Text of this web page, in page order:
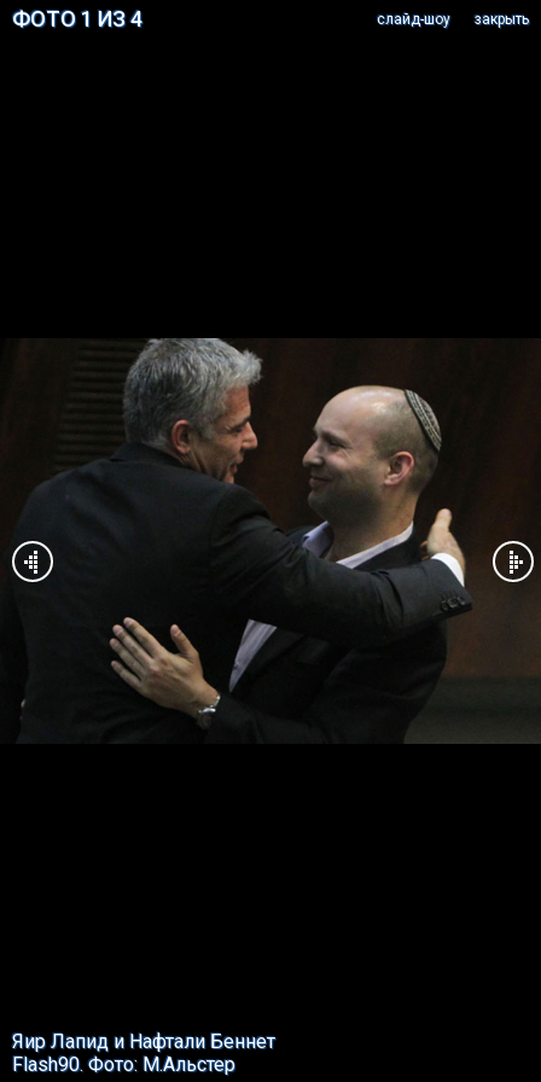
ФОТО 1 ИЗ 4 закрыть
cлайд-шоу
Яир Лапид и Нафтали Беннет
Flash90. Фото: М.Альстер